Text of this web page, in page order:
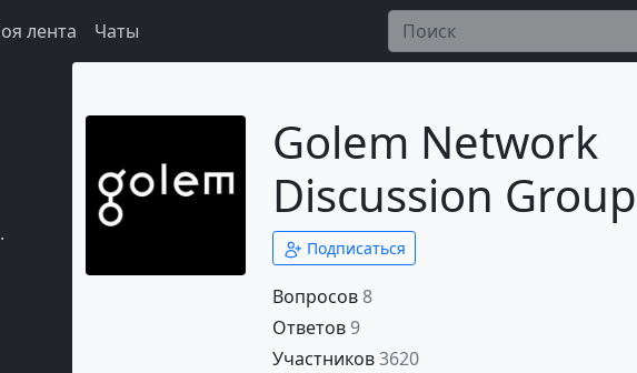
лента Чаты
Golem Network
Discussion
Подписаться
Вопросов8
Ответов9
Участников3620